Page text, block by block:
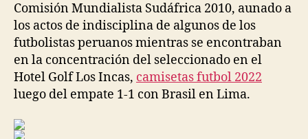
Comisión Mundialista Sudáfrica 2010, aunado a
los actos de indisciplina de algunos de los
futbolistas peruanos mientras se encontraban
en la concentración del seleccionado en el
Hotel Golf Los Incas, camisetas futbol 2022
luego del empate 1-1 con Brasil en Lima.